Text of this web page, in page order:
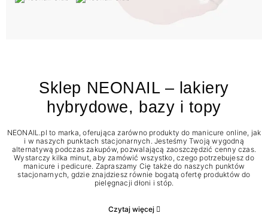
Sklep NEONAIL – lakiery
hybrydowe, bazy i topy
NEONAIL.pl to marka, oferująca zarówno produkty do manicure online, jak
i w naszych punktach stacjonarnych. Jesteśmy Twoją wygodną
alternatywą podczas zakupów, pozwalającą zaoszczędzić cenny czas.
Wystarczy kilka minut, aby zamówić wszystko, czego potrzebujesz do
manicure i pedicure. Zapraszamy Cię także do naszych punktów
stacjonarnych, gdzie znajdziesz równie bogatą ofertę produktów do
pielęgnacji dłoni i stóp.
Czytaj więcej